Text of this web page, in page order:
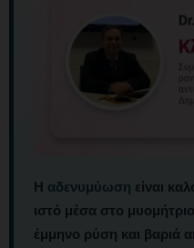
Η αδενυμύωση είναι
ιστό μέσα στο
έμμηνο ρύση και βαριά